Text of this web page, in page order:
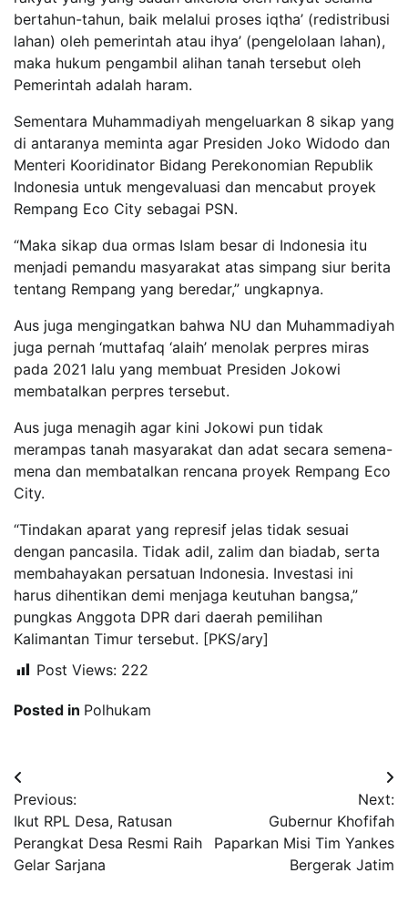
bertahun-tahun, baik melalui proses iqtha’ (redistribusi
lahan) oleh pemerintah atau ihya’ (pengelolaan lahan),
maka hukum pengambil alihan tanah tersebut oleh
Pemerintah adalah haram.
Sementara Muhammadiyah mengeluarkan 8 sikap yang
di antaranya meminta agar Presiden Joko Widodo dan
Menteri Kooridinator Bidang Perekonomian Republik
Indonesia untuk mengevaluasi dan mencabut proyek
Rempang Eco City sebagai PSN.
“Maka sikap dua ormas Islam besar di Indonesia itu
menjadi pemandu masyarakat atas simpang siur berita
tentang Rempang yang beredar,” ungkapnya.
Aus juga mengingatkan bahwa NU dan Muhammadiyah
juga pernah ‘muttafaq ‘alaih’ menolak perpres miras
pada 2021 lalu yang membuat Presiden Jokowi
membatalkan perpres tersebut.
Aus juga menagih agar kini Jokowi pun tidak
merampas tanah masyarakat dan adat secara semena-
mena dan membatalkan rencana proyek Rempang Eco
City.
“Tindakan aparat yang represif jelas tidak sesuai
dengan pancasila. Tidak adil, zalim dan biadab, serta
membahayakan persatuan Indonesia. Investasi ini
harus dihentikan demi menjaga keutuhan bangsa,”
pungkas Anggota DPR dari daerah pemilihan
Kalimantan Timur tersebut. [PKS/ary]
Post Views: 222
Posted in Polhukam
Navigasi
pos
Previous:
Ikut RPL Desa, Ratusan
Perangkat Desa Resmi Raih
Gelar Sarjana
Next:
Gubernur Khofifah
Paparkan Misi Tim Yankes
Bergerak Jatim